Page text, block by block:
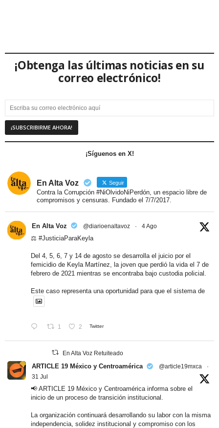
¡Obtenga las últimas noticias en su
correo electrónico!
¡Síguenos en X!
En Alta Voz Seguir
Contra la Corrupción #NiOlvidoNiPerdón, un espacio libre de
compromisos y censuras. Fundado el 7/7/2017.
En Alta Voz @diarioenaltavoz · 4 Ago
⚖️ #JusticiaParaKeyla
Del 4, 5, 6, 7 y 14 de agosto se desarrolla el juicio por el
femicidio de Keyla Martínez, la joven que perdió la vida el 7 de
febrero de 2021 mientras se encontraba bajo custodia policial.
Este caso representa una oportunidad para que el sistema de
1 2 Twitter
En Alta Voz Retuiteado
ARTICLE 19 México y Centroamérica @article19mxca
·
31 Jul
📢 ARTICLE 19 México y Centroamérica informa sobre el
inicio de un proceso de transición institucional.
La organización continuará desarrollando su labor con la misma
independencia, solidez institucional y compromiso con los